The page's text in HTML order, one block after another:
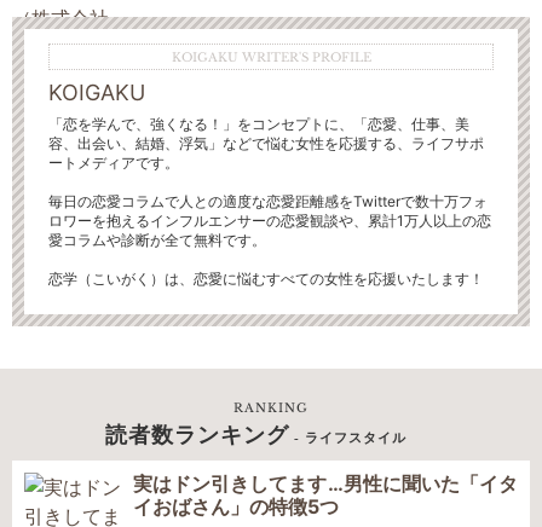
KOIGAKU WRITER'S PROFILE
KOIGAKU
「恋を学んで、強くなる！」をコンセプトに、「恋愛、仕事、美
容、出会い、結婚、浮気」などで悩む女性を応援する、ライフサポ
ートメディアです。
毎日の恋愛コラムで人との適度な恋愛距離感をTwitterで数十万フォ
ロワーを抱えるインフルエンサーの恋愛観談や、累計1万人以上の恋
愛コラムや診断が全て無料です。
恋学（こいがく）は、恋愛に悩むすべての女性を応援いたします！
RANKING
読者数ランキング - ライフスタイル
実はドン引きしてます…男性に聞いた「イタ
イおばさん」の特徴5つ